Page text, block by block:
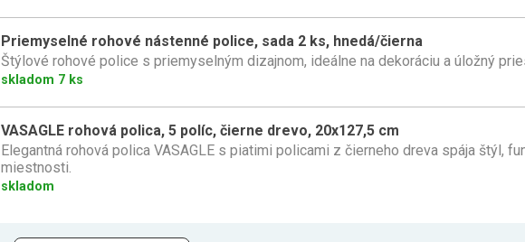
Priemyselné rohové nástenné police, sada 2 ks, hnedá/čierna
Štýlové rohové police s priemyselným dizajnom, ideálne na dekoráciu a úložný
skladom 7 ks
VASAGLE rohová polica, 5 políc, čierne drevo, 20x127,5 cm
Elegantná rohová polica VASAGLE s piatimi policami z čierneho dreva spája štýl,
miestnosti.
skladom